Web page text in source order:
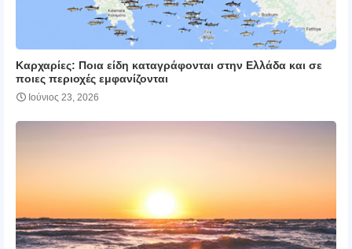
Καρχαρίες: Ποια είδη καταγράφονται στην Ελλάδα και σε
ποιες περιοχές εμφανίζονται
Ιούνιος 23, 2026